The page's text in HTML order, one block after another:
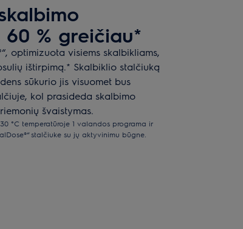
% greičiau*
optimizuota visiems skalbikliams,
ištirpimą.* Skalbiklio stalčiuką
sūkurio jis visuomet bus
kol prasideda skalbimo
švaistymas.
°C temperatūroje 1 valandos programa ir
stalčiuke su jų aktyvinimu būgne.